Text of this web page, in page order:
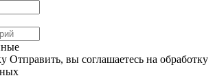
Отправить, вы соглашаетесь на обработку